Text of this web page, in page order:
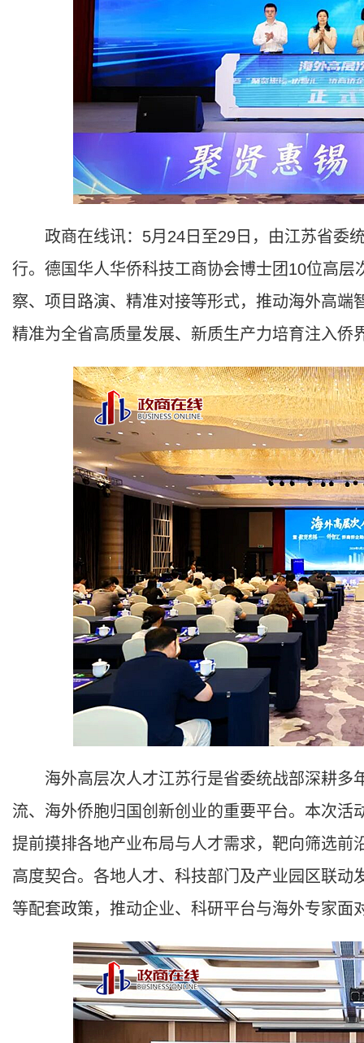
政商在线讯：5月24日至29日，由江苏省委
行。德国华人华侨科技工商协会博士团10位高
察、项目路演、精准对接等形式，推动海外高
精准为全省高质量发展、新质生产力培育注入侨
海外高层次人才江苏行是省委统战部深耕多
流、海外侨胞归国创新创业的重要平台。本次
提前摸排各地产业布局与人才需求，靶向筛选
高度契合。各地人才、科技部门及产业园区联
等配套政策，推动企业、科研平台与海外专家面